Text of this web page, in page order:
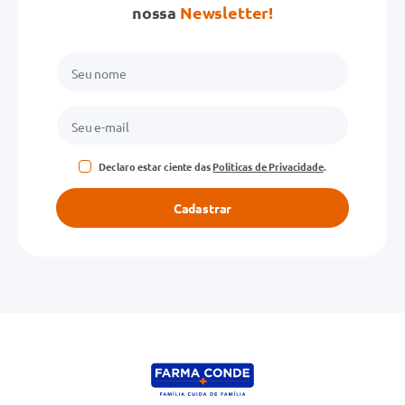
nossa Newsletter!
Declaro estar ciente dasPolíticas de Privacidade.
Cadastrar